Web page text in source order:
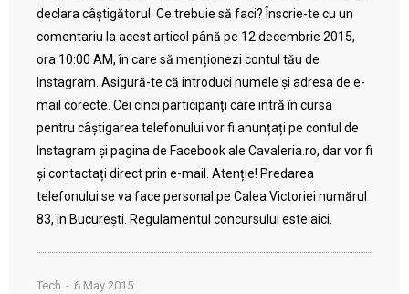
declara câștigătorul. Ce trebuie să faci? Înscrie-te cu un
comentariu la acest articol până pe 12 decembrie 2015,
ora 10:00 AM, în care să menționezi contul tău de
Instagram. Asigură-te că introduci numele și adresa de e-
mail corecte. Cei cinci participanți care intră în cursa
pentru câștigarea telefonului vor fi anunțați pe contul de
Instagram și pagina de Facebook ale Cavaleria.ro, dar vor fi
și contactați direct prin e-mail. Atenție! Predarea
telefonului se va face personal pe Calea Victoriei numărul
83, în București. Regulamentul concursului este aici.
Tech 6 May 2015